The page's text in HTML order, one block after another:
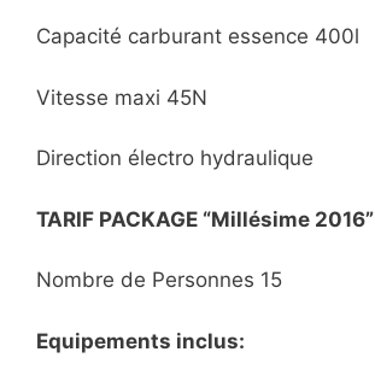
Capacité carburant essence 400l
Vitesse maxi 45N
Direction électro hydraulique
TARIF PACKAGE “Millésime 2016”
Nombre de Personnes 15
Equipements inclus: